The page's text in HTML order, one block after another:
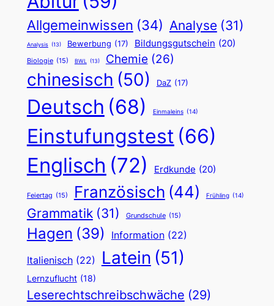
Allgemeinwissen (34) Analyse (31)
Analysis (13) Bewerbung (17) Bildungsgutschein (20)
Biologie (15) BWL (13) Chemie (26)
chinesisch (50) DaZ (17)
Deutsch (68) Einmaleins (14)
Einstufungstest (66)
Englisch (72) Erdkunde (20)
Feiertag (15) Französisch (44) Frühling (14)
Grammatik (31) Grundschule (15)
Hagen (39) Information (22)
Italienisch (22) Latein (51)
Lernzuflucht (18)
Leserechtschreibschwäche (29)